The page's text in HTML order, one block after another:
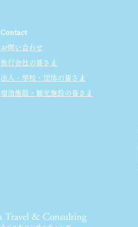
Contact
お問い合わせ
旅行会社の皆さま
法人・学校・団体の皆さま
宿泊施設・観光施設の皆さま